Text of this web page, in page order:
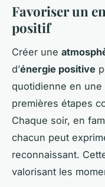
Favoriser un
positif
Créer une
d’énergie positive
quotidienne en une
premières étapes
Chaque soir, en
chacun peut
reconnaissant.
valorisant les